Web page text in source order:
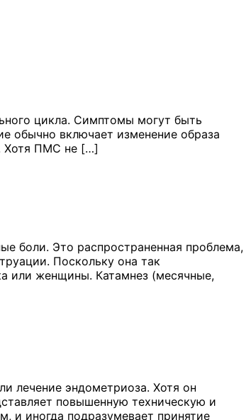
цикла. Симптомы могут быть
обычно включает изменение образа
Хотя ПМС не […]
боли. Это распространенная проблема,
Поскольку она так
или женщины. Катамнез (месячные,
лечение эндометриоза. Хотя он
повышенную техническую и
и иногда подразумевает принятие